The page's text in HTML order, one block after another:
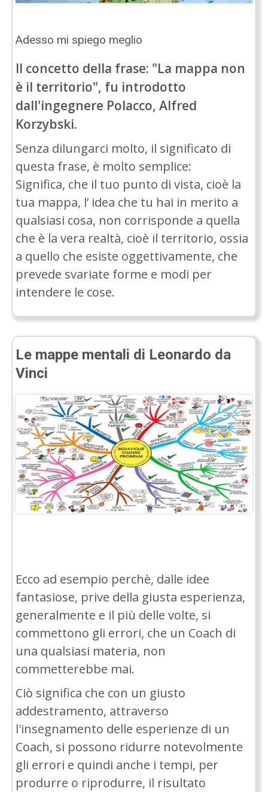
Adesso mi spiego meglio
Il concetto della frase: "La mappa non
è il territorio", fu introdotto
dall'ingegnere Polacco, Alfred
Korzybski.
Senza dilungarci molto, il significato di
questa frase, è molto semplice:
Significa, che il tuo punto di vista, cioè la
tua mappa, l’ idea che tu hai in merito a
qualsiasi cosa, non corrisponde a quella
che è la vera realtà, cioè il territorio, ossia
a quello che esiste oggettivamente, che
prevede svariate forme e modi per
intendere le cose.
Le mappe mentali di Leonardo da
Vinci
Ecco ad esempio perchè, dalle idee
fantasiose, prive della giusta esperienza,
generalmente e il più delle volte, si
commettono gli errori, che un Coach di
una qualsiasi materia, non
commetterebbe mai.
Ciò significa che con un giusto
addestramento, attraverso
l'insegnamento delle esperienze di un
Coach, si possono ridurre notevolmente
gli errori e quindi anche i tempi, per
produrre o riprodurre, il risultato